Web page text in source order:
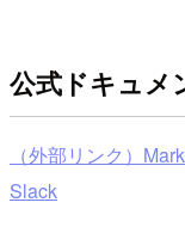
公式ドキュメ
（外部リンク）
Slack